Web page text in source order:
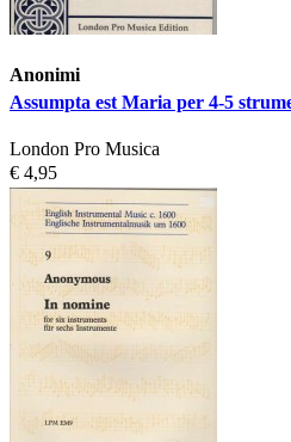
Anonimi
Assumpta est Maria per 4-5
London Pro Musica
€ 4,95